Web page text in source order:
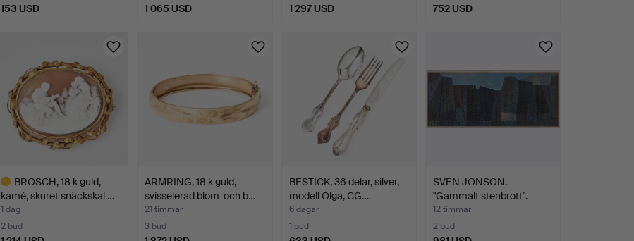
153 USD
1 065 USD 1 297 USD 752 USD
BROSCH, 18 k guld,
kamé, skuret snäckskal …
1 dag
2 bud
ARMRING, 18 k guld,
svisselerad blom-och b…
21 timmar
3 bud
BESTICK, 36 delar, silver,
modell Olga, CG…
6 dagar
1 bud
SVEN JONSON.
"Gammalt stenbrott".
12 timmar
2 bud